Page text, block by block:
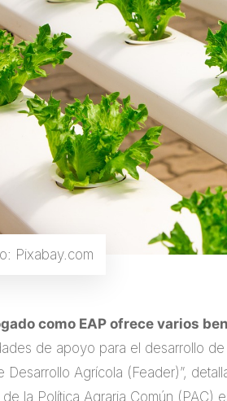
Pixabay.com
como EAP ofrece varios
de apoyo para el desarrollo
Desarrollo Agrícola (Feader)”,
de la Política Agraria Común